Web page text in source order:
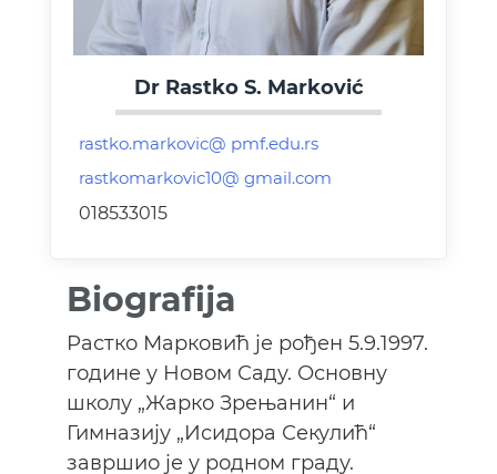
Dr Rastko S. Marković
018533015
Biografija
Растко Марковић је рођен 5.9.1997.
године у Новом Саду. Основну
школу „Жарко Зрењанин“ и
Гимназију „Исидора Секулић“
завршио је у родном граду.